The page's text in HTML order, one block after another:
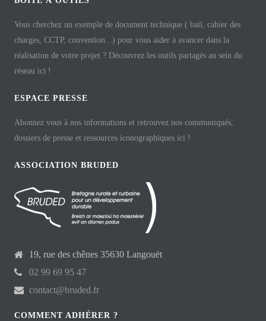
Vous cherchez un exemple de document technique ( bail, cahier des
charges, CCTP, convention...) pour vous aider à avancer dans la
réalisation de votre projet ? Découvrez les outils partagés au sein du
réseau ici !
ESPACE PRESSE
Abonnez vous à nos informations et retrouvez nos communiqués,
dossiers de presse et ressources iconographiques ici !
ASSOCIATION BRUDED
19, rue des chênes 35630 Langouët
02 99 69 95 47
contact@bruded.fr
COMMENT ADHÉRER ?